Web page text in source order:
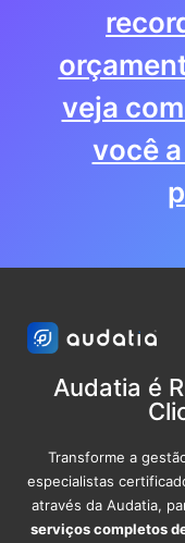
veja
você
Audatia é
Transforme a
especialistas
através da Audatia,
serviços completos